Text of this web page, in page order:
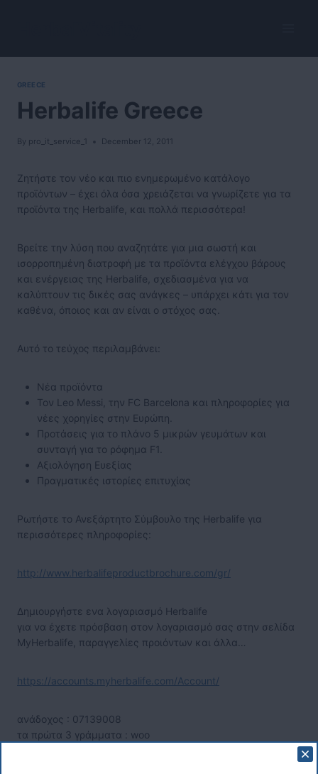
GREECE
Herbalife Greece
By pro_it_service_1 December 12, 2011
Ζητήστε τον νέο και πιο ενημερωμένο κατάλογο
προϊόντων – έχει όλα όσα χρειάζεται να γνωρίζετε για τα
προϊόντα της Herbalife, και πολλά περισσότερα!
Βρείτε την λύση που αναζητάτε για μια σωστή και
ισορροπημένη διατροφή με τα προϊόντα ελέγχου βάρους
και ενέργειας της Herbalife, σχεδιασμένα για να
καλύπτουν τις δικές σας ανάγκες – υπάρχει κάτι για τον
καθένα, όποιος και αν είναι ο στόχος σας.
Αυτό το τεύχος περιλαμβάνει:
Νέα προϊόντα
Τον Leo Messi, την FC Barcelona και πληροφορίες για
νέες χορηγίες στην Ευρώπη.
Προτάσεις για το πλάνο 5 μικρών γευμάτων και
συνταγή για το ρόφημα F1.
Αξιολόγηση Ευεξίας
Πραγματικές ιστορίες επιτυχίας
Ρωτήστε το Ανεξάρτητο Σύμβουλο της Herbalife για
περισσότερες πληροφορίες:
http://www.herbalifeproductbrochure.com/gr/
Δημιουργήστε ενα λογαριασμό Herbalife
για να έχετε πρόσβαση στον λογαριασμό σας στην σελίδα
MyHerbalife, παραγγελίες προιόντων και άλλα…
https://accounts.myherbalife.com/Account/
ανάδοχος : 07139008
τα πρώτα 3 γράμματα : woo